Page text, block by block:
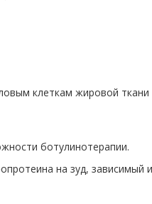
клеткам жировой ткани
ботулинотерапии.
на зуд, зависимый